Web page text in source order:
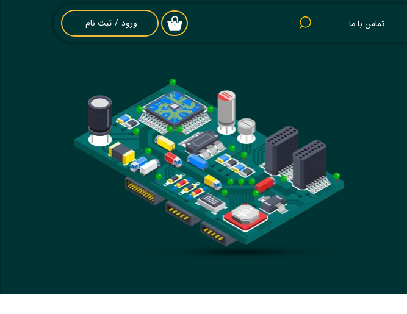
۰ ورود / ثبت نام
خروج از حساب
کاربری
تماس با ما